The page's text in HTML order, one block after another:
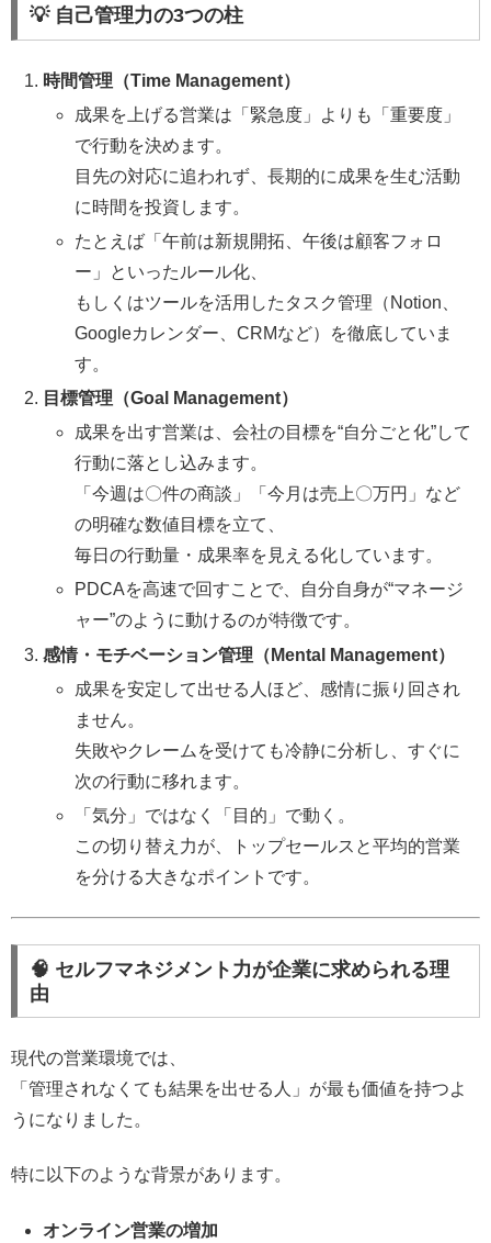
💡 自己管理力の3つの柱
時間管理（Time Management）
成果を上げる営業は「緊急度」よりも「重要度」
で行動を決めます。
目先の対応に追われず、長期的に成果を生む活動
に時間を投資します。
たとえば「午前は新規開拓、午後は顧客フォロ
ー」といったルール化、
もしくはツールを活用したタスク管理（Notion、
Googleカレンダー、CRMなど）を徹底していま
す。
目標管理（Goal Management）
成果を出す営業は、会社の目標を“自分ごと化”して
行動に落とし込みます。
「今週は〇件の商談」「今月は売上〇万円」など
の明確な数値目標を立て、
毎日の行動量・成果率を見える化しています。
PDCAを高速で回すことで、自分自身が“マネージ
ャー”のように動けるのが特徴です。
感情・モチベーション管理（Mental Management）
成果を安定して出せる人ほど、感情に振り回され
ません。
失敗やクレームを受けても冷静に分析し、すぐに
次の行動に移れます。
「気分」ではなく「目的」で動く。
この切り替え力が、トップセールスと平均的営業
を分ける大きなポイントです。
🧠 セルフマネジメント力が企業に求められる理
由
現代の営業環境では、
「管理されなくても結果を出せる人」が最も価値を持つよ
うになりました。
特に以下のような背景があります。
オンライン営業の増加